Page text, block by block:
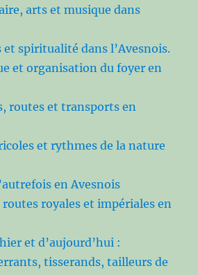
arts et musique dans
spiritualité dans l’Avesnois.
et organisation du foyer en
routes et transports en
et rythmes de la nature
en Avesnois
royales et impériales en
et d’aujourd’hui :
tisserands, tailleurs de